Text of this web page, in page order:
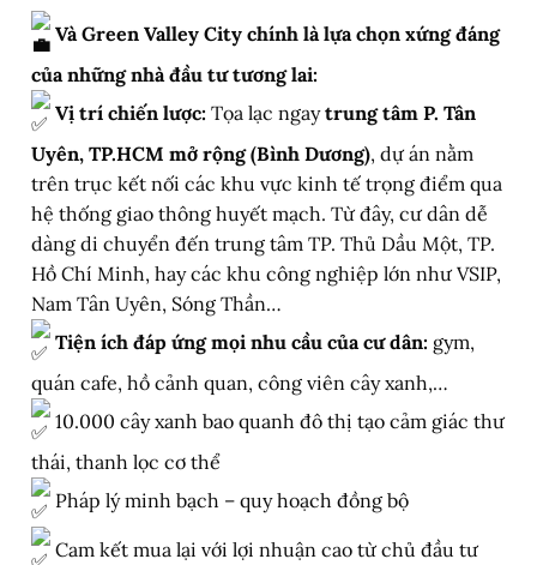
Và Green Valley City chính là lựa chọn xứng đáng
của những nhà đầu tư tương lai:
Vị trí chiến lược: Tọa lạc ngaytrung tâm P. Tân
Uyên, TP.HCM mở rộng (Bình Dương), dự án nằm
trên trục kết nối các khu vực kinh tế trọng điểm qua
hệ thống giao thông huyết mạch. Từ đây, cư dân dễ
dàng di chuyển đến trung tâm TP. Thủ Dầu Một, TP.
Hồ Chí Minh, hay các khu công nghiệp lớn như VSIP,
Nam Tân Uyên, Sóng Thần…
Tiện ích đáp ứng mọi nhu cầu của cư dân: gym,
quán cafe, hồ cảnh quan, công viên cây xanh,…
10.000 cây xanh bao quanh đô thị tạo cảm giác thư
thái, thanh lọc cơ thể
Pháp lý minh bạch – quy hoạch đồng bộ
Cam kết mua lại với lợi nhuận cao từ chủ đầu tư